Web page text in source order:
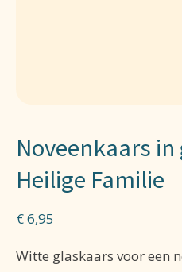
Noveenkaars
Heilige Familie
€6,95
Witte glaskaars voor een